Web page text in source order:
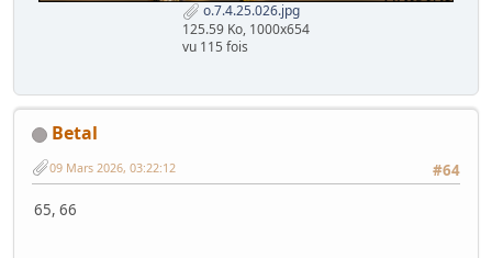
o.7.4.25.026.jpg
125.59 Ko, 1000x654
vu 115 fois
Betal
#64
09 Mars 2026, 03:22:12
65, 66